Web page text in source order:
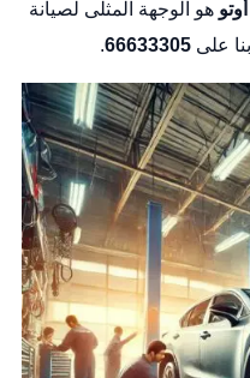
هو الوجهة المثلى لصيانة
على 66633305
.